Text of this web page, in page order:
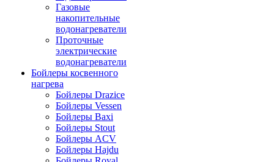
Газовые
накопительные
водонагреватели
Проточные
электрические
водонагреватели
Бойлеры косвенного
нагрева
Бойлеры Drazice
Бойлеры Vessen
Бойлеры Baxi
Бойлеры Stout
Бойлеры ACV
Бойлеры Hajdu